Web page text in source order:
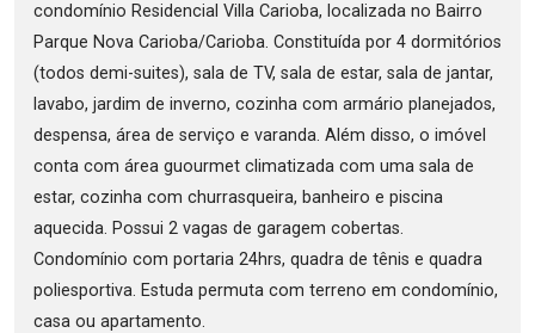
condomínio Residencial Villa Carioba, localizada no Bairro
Parque Nova Carioba/Carioba. Constituída por 4 dormitórios
(todos demi-suites), sala de TV, sala de estar, sala de jantar,
lavabo, jardim de inverno, cozinha com armário planejados,
despensa, área de serviço e varanda. Além disso, o imóvel
conta com área guourmet climatizada com uma sala de
estar, cozinha com churrasqueira, banheiro e piscina
aquecida. Possui 2 vagas de garagem cobertas.
Condomínio com portaria 24hrs, quadra de tênis e quadra
poliesportiva. Estuda permuta com terreno em condomínio,
casa ou apartamento.